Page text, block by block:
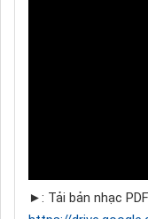
►: Tải bản nhạc